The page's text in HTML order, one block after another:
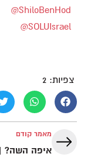
‪@ShiloBenHod‬
‪@SOLUIsrael‬
צפיות: 2
מאמר קודם